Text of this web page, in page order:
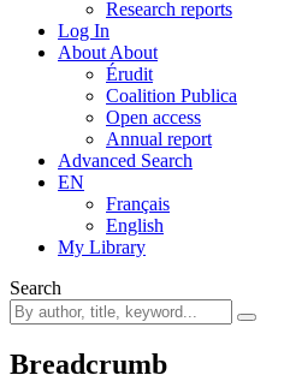
Research reports
Log In
About About
Érudit
Coalition Publica
Open access
Annual report
Advanced Search
EN
Français
English
My Library
Search
Breadcrumb